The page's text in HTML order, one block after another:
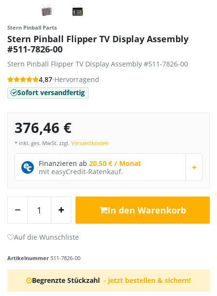
Stern Pinball Parts
Stern Pinball Flipper TV Display Assembly
#511-7826-00
Stern Pinball Flipper TV Display Assembly #511-7826-00
4,87·Hervorragend
Sofort versandfertig
376,46 €
* inkl. ges. MwSt. zzgl. Versandkosten
Finanzieren ab20,50 € / Monat
mit easyCredit-Ratenkauf.
+
In den Warenkorb
Artikelnummer 511-7826-00
Begrenzte Stückzahl - jetzt bestellen & sichern!